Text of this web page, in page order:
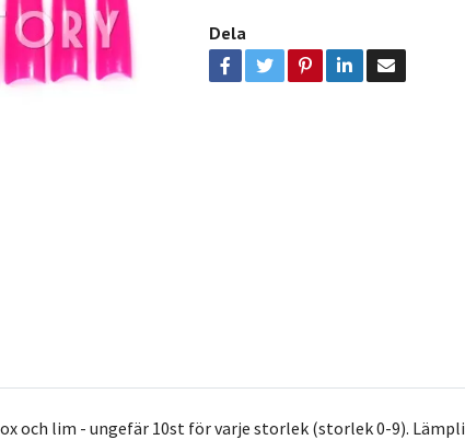
Dela
och lim - ungefär 10st för varje storlek (storlek 0-9).